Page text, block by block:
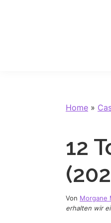
Home »
12
Von Morgane
erhalten wir